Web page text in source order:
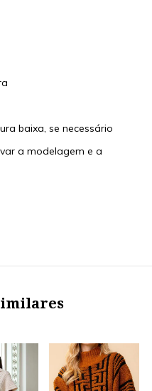
baixa, se necessário
a modelagem e a